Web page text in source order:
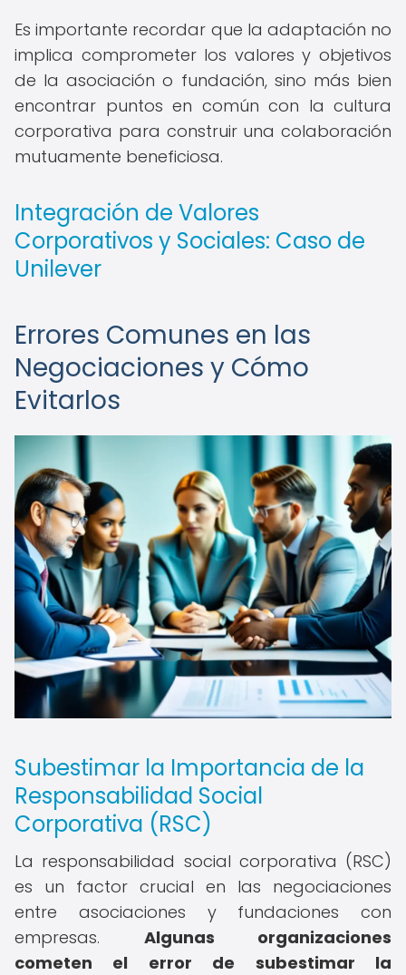
Es importante recordar que la adaptación no
implica comprometer los valores y objetivos
de la asociación o fundación, sino más bien
encontrar puntos en común con la cultura
corporativa para construir una colaboración
mutuamente beneficiosa.
Integración de Valores
Corporativos y Sociales: Caso de
Unilever
Errores Comunes en las
Negociaciones y Cómo
Evitarlos
Subestimar la Importancia de la
Responsabilidad Social
Corporativa (RSC)
La responsabilidad social corporativa (RSC)
es un factor crucial en las negociaciones
entre asociaciones y fundaciones con
empresas. Algunas organizaciones
cometen el error de subestimar la